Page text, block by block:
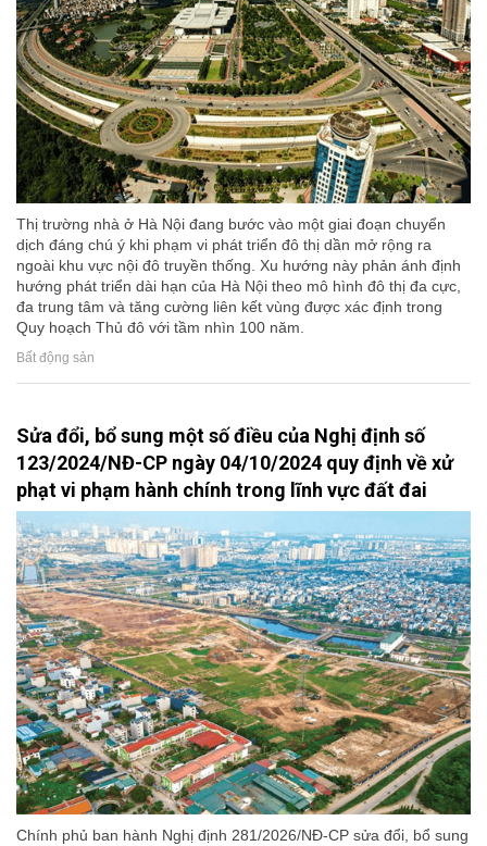
Thị trường nhà ở Hà Nội đang bước vào một giai đoạn chuyển
dịch đáng chú ý khi phạm vi phát triển đô thị dần mở rộng ra
ngoài khu vực nội đô truyền thống. Xu hướng này phản ánh định
hướng phát triển dài hạn của Hà Nội theo mô hình đô thị đa cực,
đa trung tâm và tăng cường liên kết vùng được xác định trong
Quy hoạch Thủ đô với tầm nhìn 100 năm.
Bất động sản
Sửa đổi, bổ sung một số điều của Nghị định số
123/2024/NĐ-CP ngày 04/10/2024 quy định về xử
phạt vi phạm hành chính trong lĩnh vực đất đai
Chính phủ ban hành Nghị định 281/2026/NĐ-CP sửa đổi, bổ sung